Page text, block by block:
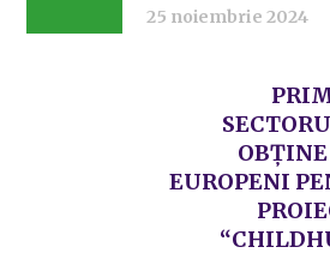
25 noiembrie 2024
EUROPENI